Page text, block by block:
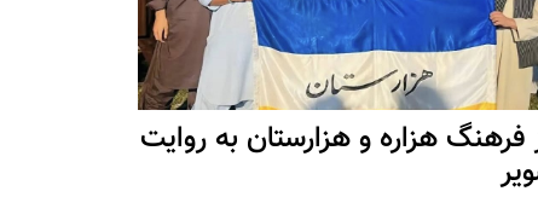
فرهنگ هزاره و هزارستان به روایت